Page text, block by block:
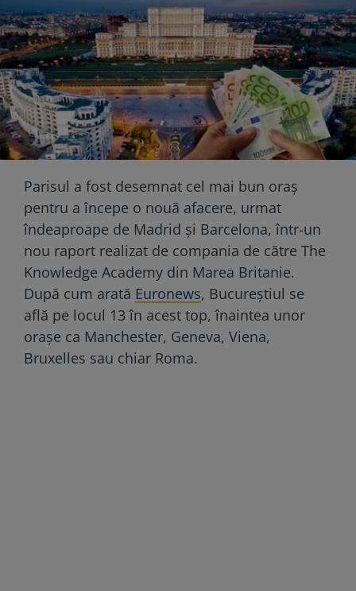
Parisul a fost desemnat cel mai bun oraș
pentru a începe o nouă afacere, urmat
îndeaproape de Madrid și Barcelona, într-un
nou raport realizat de compania de către The
Knowledge Academy din Marea Britanie.
După cum arată Euronews, Bucureștiul se
află pe locul 13 în acest top, înaintea unor
orașe ca Manchester, Geneva, Viena,
Bruxelles sau chiar Roma.